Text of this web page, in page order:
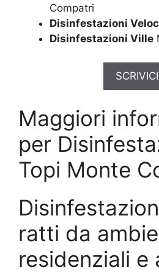
Compatri
Disinfestazioni
Disinfestazioni Ville
SCRIVICI
Maggiori
per
Topi Monte
ratti da
residenziali e